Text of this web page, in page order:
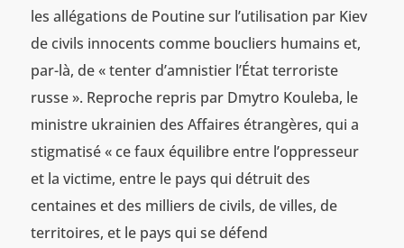
les allégations de Poutine sur l’utilisation par Kiev
de civils innocents comme boucliers humains et,
par-là, de « tenter d’amnistier l’État terroriste
russe ». Reproche repris par Dmytro Kouleba, le
ministre ukrainien des Affaires étrangères, qui a
stigmatisé « ce faux équilibre entre l’oppresseur
et la victime, entre le pays qui détruit des
centaines et des milliers de civils, de villes, de
territoires, et le pays qui se défend